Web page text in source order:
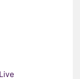
Live